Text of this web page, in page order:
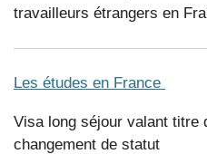
travailleurs étrangers en
Les études en France
Visa long séjour valant titre
changement de statut